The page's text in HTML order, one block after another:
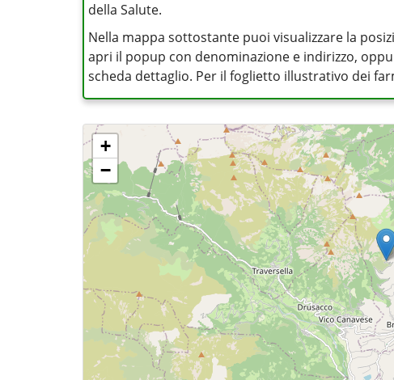
della Salute.
Nella mappa sottostante puoi visualizzare la
apri il popup con denominazione e indirizzo,
scheda dettaglio. Per il foglietto illustrativo dei
+
−